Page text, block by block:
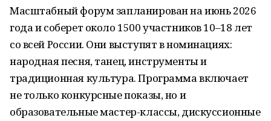
Масштабный форум запланирован на июнь 2026
года и соберет около 1500 участников 10–18 лет
со всей России. Они выступят в номинациях:
народная песня, танец, инструменты и
традиционная культура. Программа включает
не только конкурсные показы, но и
образовательные мастер-классы, дискуссионные